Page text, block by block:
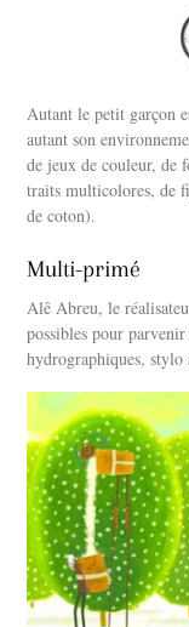
Autant le petit garçon
autant son
de jeux de couleur, de
traits multicolores, de
de coton).
Multi-primé
Alê Abreu, le
possibles pour
hydrographiques, stylo